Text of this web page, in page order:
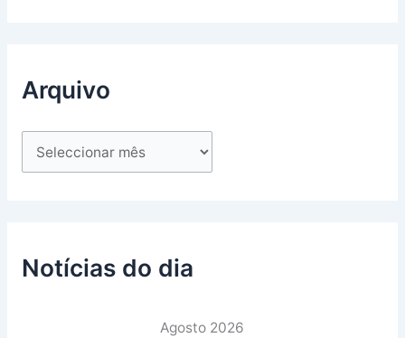
Arquivo
Notícias do dia
Agosto 2026